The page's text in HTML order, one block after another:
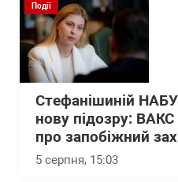
Події
Стефанішиній
нову підозру:
про запобіжний
5 серпня, 15:03